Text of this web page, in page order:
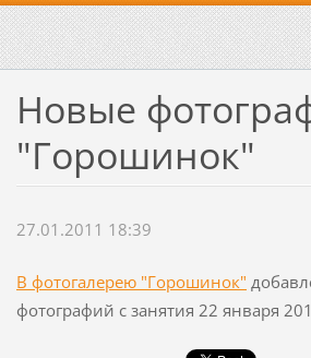
Новые
"Горошинок"
27.01.2011 18:39
В фотогалерею "Горошинок"
фотографий с занятия 22 января